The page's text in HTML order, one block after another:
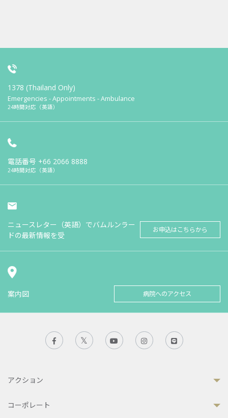
1378 (Thailand Only)
Emergencies - Appointments - Ambulance
24時間対応（英語）
電話番号 +66 2066 8888
24時間対応（英語）
ニュースレター（英語）でバムルンラー
ドの最新情報を受
お申込はこちらから
案内図 病院へのアクセス
アクション
コーポレート